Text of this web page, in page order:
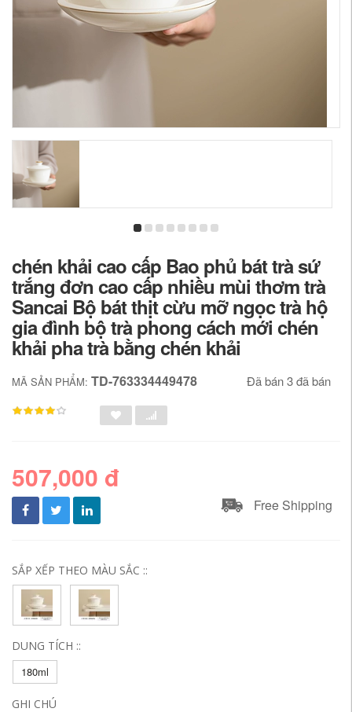
chén khải cao cấp Bao phủ bát trà sứ
trắng đơn cao cấp nhiều mùi thơm trà
Sancai Bộ bát thịt cừu mỡ ngọc trà hộ
gia đình bộ trà phong cách mới chén
khải pha trà bằng chén khải
MÃ SẢN PHẨM: TD-763334449478 Đã bán 3 đã bán
507,000 đ
Free Shipping
SẮP XẾP THEO MÀU SẮC ::
DUNG TÍCH ::
180ml
GHI CHÚ